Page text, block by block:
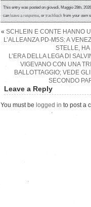
This entry was posted on giovedì, Maggio 28th,
canleave a response, ortrackbackfrom your own
« SCHLEIN E CONTE HANNO
L’ALLEANZA PD-M5S: A
STELLE,
L’ERA DELLA LEGA DI
VIGEVANO CON UNA
BALLOTTAGGIO; VEDE
SECONDO
Leave a Reply
You must be logged in to post a